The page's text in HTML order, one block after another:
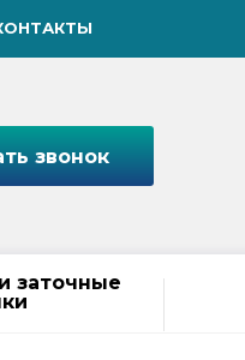
звонок
заточные